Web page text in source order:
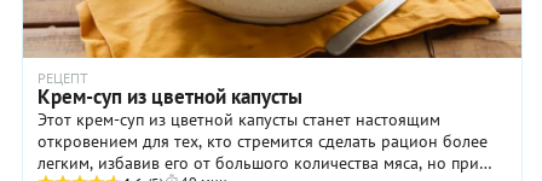
РЕЦЕПТ
Крем-суп из цветной капусты
Этот крем-суп из цветной капусты станет настоящим
откровением для тех, кто стремится сделать рацион более
легким, избавив его от большого количества мяса, но при